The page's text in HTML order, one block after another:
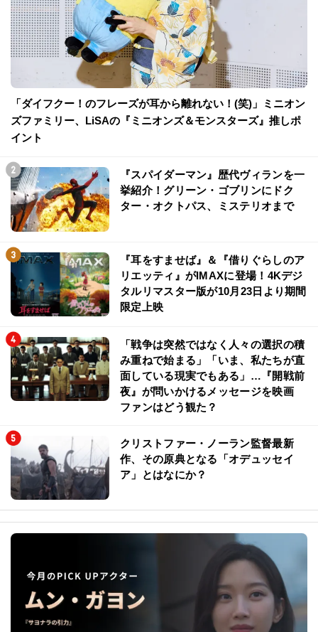
「ダイフクー！のフレーズが耳から離れない！(笑)」ミニオン
ズファミリー、LiSAの『ミニオンズ＆モンスターズ』推しポ
イント
『スパイダーマン』歴代ヴィランを一
挙紹介！グリーン・ゴブリンにドク
ター・オクトパス、ミステリオまで
『耳をすませば』＆『借りぐらしのア
リエッティ』がIMAXに登場！4Kデジ
タルリマスター版が10月23日より期間
限定上映
「戦争は突然ではなく人々の選択の積
み重ねで始まる」「いま、私たちが直
面している現実でもある」…『開戦前
夜』が問いかけるメッセージを映画
ファンはどう観た？
クリストファー・ノーラン監督最新
作、その原典となる「オデュッセイ
ア」とはなにか？